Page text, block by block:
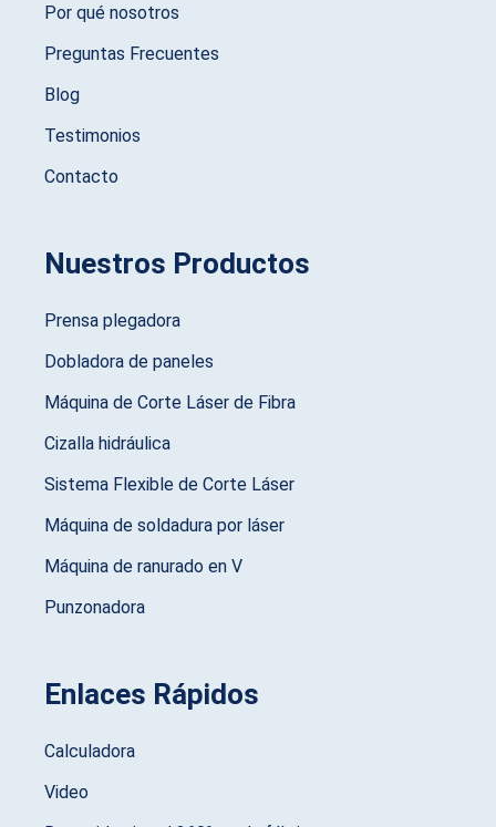
Por qué nosotros
Preguntas Frecuentes
Blog
Testimonios
Contacto
Nuestros Productos
Prensa plegadora
Dobladora de paneles
Máquina de Corte Láser de Fibra
Cizalla hidráulica
Sistema Flexible de Corte Láser
Máquina de soldadura por láser
Máquina de ranurado en V
Punzonadora
Enlaces Rápidos
Calculadora
Video